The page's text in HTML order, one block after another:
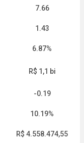
7.66
1.43
6.87%
R$ 1,1 bi
-0.19
10.19%
R$ 4.558.474,55